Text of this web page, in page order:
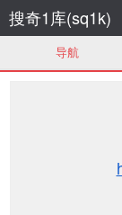
搜奇1库(sq1k)
导航